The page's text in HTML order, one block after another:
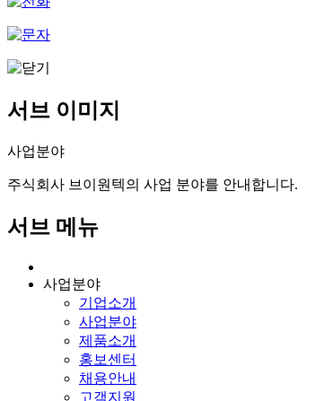
서브 이미지
사업분야
주식회사 브이원텍의 사업 분야를 안내합니다.
서브 메뉴
사업분야
기업소개
사업분야
제품소개
홍보센터
채용안내
고객지원